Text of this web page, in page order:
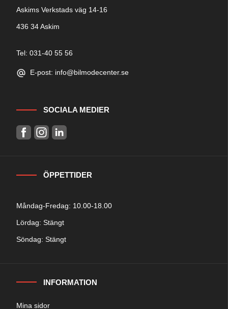
Askims Verkstads väg 14-16
436 34 Askim
Tel: 031-40 55 56
E-post: info@bilmodecenter.se
SOCIALA MEDIER
ÖPPETTIDER
Måndag-Fredag: 10.00-18.00
Lördag: Stängt
Söndag: Stängt
INFORMATION
Mina sidor